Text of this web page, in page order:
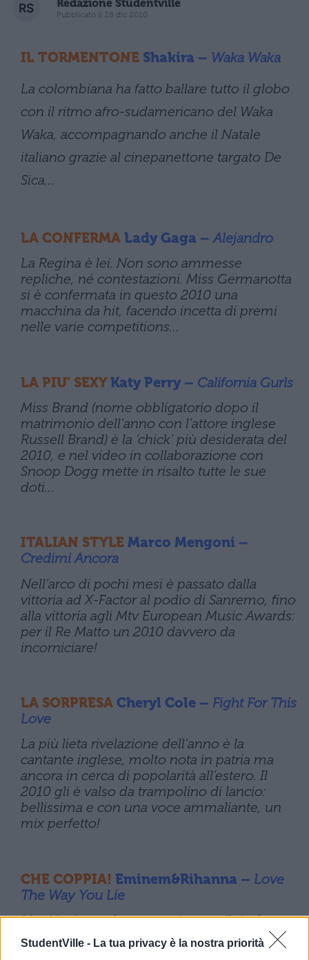
StudentVille - La tua privacy è la nostra priorità
Redazione Studentville
Pubblicato il 28 dic 2010
IL TORMENTONE Shakira – Waka Waka
La colombiana ha fatto ballare tutto il globo
con il ritmo afro-sudamericano del Waka
Waka, accompagnando anche il Natale
italiano grazie al cinepanettone targato De
Sica…
LA CONFERMA Lady Gaga –Alejandro
La Regina è lei. Non sono ammesse
repliche, né contestazioni. Miss Germanotta
si è confermata in questo 2010 una
macchina da hit, facendo incetta di premi
nelle varie competitions…
LA PIU’ SEXY Katy Perry – California Gurls
Miss Brand (nome obbligatorio dopo il
matrimonio dell’anno con l’attore inglese
Russell Brand) è la ‘chick’ più desiderata del
2010, e nel video in collaborazione con
Snoop Dogg mette in risalto tutte le sue
doti…
ITALIAN STYLE Marco Mengoni –
Credimi Ancora
Nell’arco di pochi mesi è passato dalla
vittoria ad X-Factor al podio di Sanremo, fino
alla vittoria agli Mtv European Music Awards:
per il Re Matto un 2010 davvero da
incorniciare!
LA SORPRESA Cheryl Cole – Fight For This
Love
La più lieta rivelazione dell’anno è la
cantante inglese, molto nota in patria ma
ancora in cerca di popolarità all’estero. Il
2010 gli è valso da trampolino di lancio:
bellissima e con una voce ammaliante, un
mix perfetto!
CHE COPPIA! Eminem&Rihanna – Love
The Way You Lie
Metti insieme due numeri uno e il risultato
non può che essere esplosivo: l’accoppiata
Eminem-Rihanna è senza dubbio una delle